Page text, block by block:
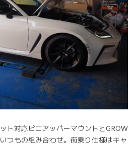
ト対応ピロアッパーマウントとGROW
つもの組み合わせ。街乗り仕様はキャ